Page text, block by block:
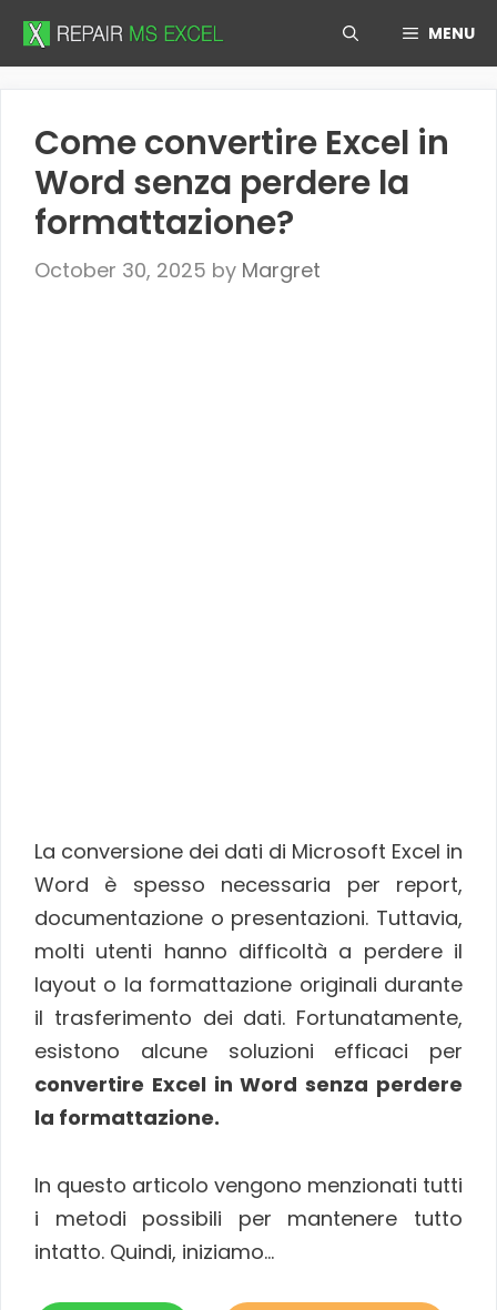
Skip
MENU
Come convertire Excel in
Word senza perdere la
formattazione?
October 30, 2025 by Margret
La conversione dei dati di Microsoft Excel in
Word è spesso necessaria per report,
documentazione o presentazioni. Tuttavia,
molti utenti hanno difficoltà a perdere il
layout o la formattazione originali durante
il trasferimento dei dati. Fortunatamente,
esistono alcune soluzioni efficaci per
convertire Excel in Word senza perdere
la formattazione.
In questo articolo vengono menzionati tutti
i metodi possibili per mantenere tutto
intatto. Quindi, iniziamo…